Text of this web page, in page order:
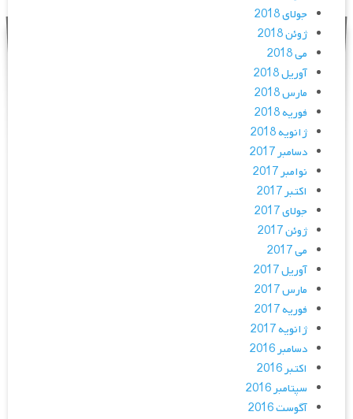
جولای 2018
ژوئن 2018
می 2018
آوریل 2018
مارس 2018
فوریه 2018
ژانویه 2018
دسامبر 2017
نوامبر 2017
اکتبر 2017
جولای 2017
ژوئن 2017
می 2017
آوریل 2017
مارس 2017
فوریه 2017
ژانویه 2017
دسامبر 2016
اکتبر 2016
سپتامبر 2016
آگوست 2016